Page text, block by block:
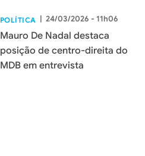
POLÍTICA | 24/03/2026 - 11h06
Mauro De Nadal destaca
posição de centro-direita do
MDB em entrevista